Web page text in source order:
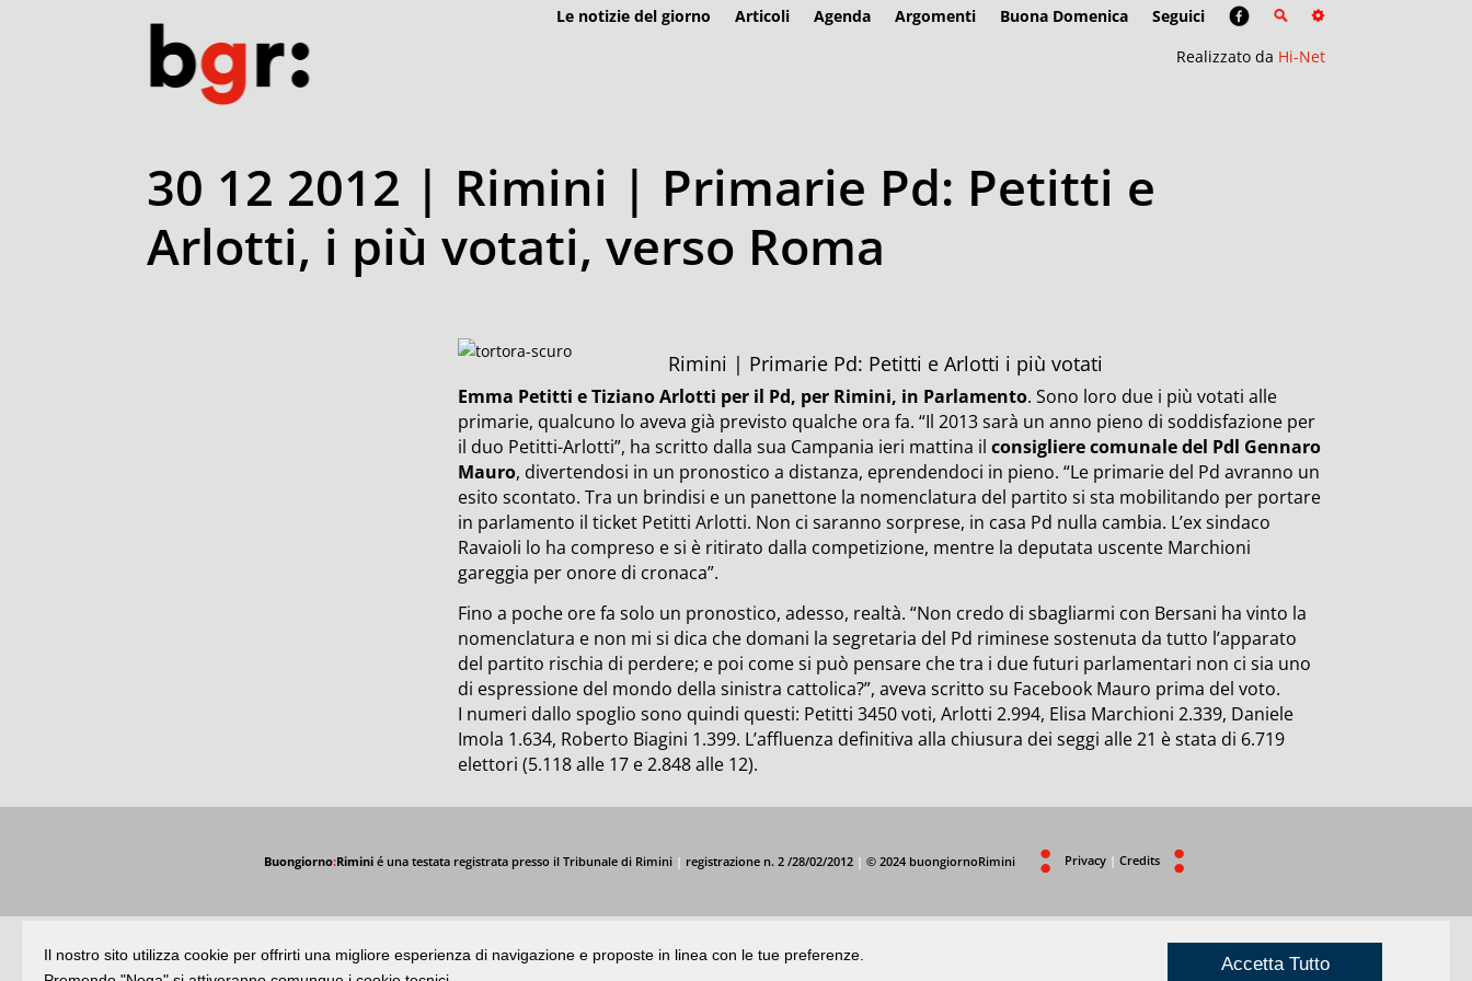
Le notizie del giorno Articoli Agenda Argomenti Buona Domenica
Seguici
Realizzato da Hi-Net
30 12 2012 | Rimini | Primarie Pd: Petitti e
Arlotti, i più votati, verso Roma
Rimini | Primarie Pd: Petitti e Arlotti i più votati
Emma Petitti e Tiziano Arlotti per il Pd, per Rimini, in Parlamento. Sono loro due i più votati alle
primarie, qualcuno lo aveva già previsto qualche ora fa. “Il 2013 sarà un anno pieno di soddisfazione per
il duo Petitti-Arlotti”, ha scritto dalla sua Campania ieri mattina il consigliere comunale del Pdl Gennaro
Mauro, divertendosi in un pronostico a distanza, eprendendoci in pieno. “Le primarie del Pd avranno un
esito scontato. Tra un brindisi e un panettone la nomenclatura del partito si sta mobilitando per portare
in parlamento il ticket Petitti Arlotti. Non ci saranno sorprese, in casa Pd nulla cambia. L’ex sindaco
Ravaioli lo ha compreso e si è ritirato dalla competizione, mentre la deputata uscente Marchioni
gareggia per onore di cronaca”.
Fino a poche ore fa solo un pronostico, adesso, realtà. “Non credo di sbagliarmi con Bersani ha vinto la
nomenclatura e non mi si dica che domani la segretaria del Pd riminese sostenuta da tutto l’apparato
del partito rischia di perdere; e poi come si può pensare che tra i due futuri parlamentari non ci sia uno
di espressione del mondo della sinistra cattolica?”, aveva scritto su Facebook Mauro prima del voto.
I numeri dallo spoglio sono quindi questi: Petitti 3450 voti, Arlotti 2.994, Elisa Marchioni 2.339, Daniele
Imola 1.634, Roberto Biagini 1.399. L’affluenza definitiva alla chiusura dei seggi alle 21 è stata di 6.719
elettori (5.118 alle 17 e 2.848 alle 12).
Buongiorno:Riminié una testata registrata presso il Tribunale di Rimini | registrazione n. 2 /28/02/2012 | © 2024 buongiornoRimini Privacy | Credits
Il nostro sito utilizza cookie per offrirti una migliore esperienza di navigazione e proposte in linea con le tue preferenze.
Accetta Tutto